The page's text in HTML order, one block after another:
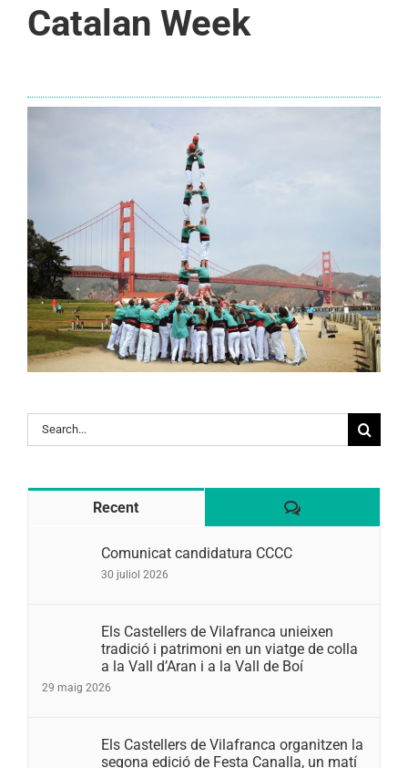
Catalan Week
Search
for:
Recent Comentaris
Comunicat candidatura CCCC
30 juliol 2026
Els Castellers de Vilafranca unieixen
tradició i patrimoni en un viatge de colla
a la Vall d’Aran i a la Vall de Boí
29 maig 2026
Els Castellers de Vilafranca organitzen la
segona edició de Festa Canalla, un matí